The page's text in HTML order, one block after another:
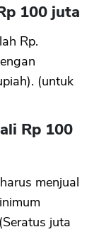
100 juta
Rp.
(untuk
Rp 100
menjual
juta